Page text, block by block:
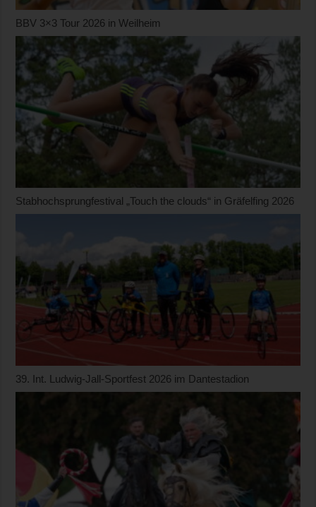
BBV 3×3 Tour 2026 in Weilheim
Stabhochsprungfestival „Touch the clouds“ in Gräfelfing 2026
39. Int. Ludwig-Jall-Sportfest 2026 im Dantestadion